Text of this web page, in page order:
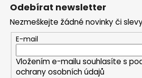
j
e
m
Odebírat newsletter
Nezmeškejte žádné novinky či
E-mail
Vložením e-mailu souhlasíte s
ochrany osobních údajů